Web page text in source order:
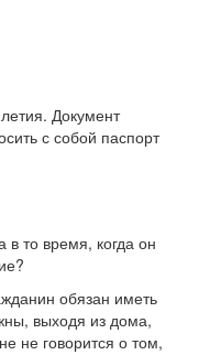
Документ
с собой паспорт
в то время, когда он
обязан иметь
выходя из дома,
не говорится о том,